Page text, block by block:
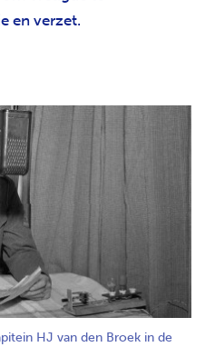
en verzet.
HJ van den Broek in de